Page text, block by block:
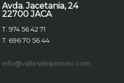
Avda. Jacetania, 24
22700 JACA
T. 974 56 42 71
T. 696 70 56 44
info@vallesdelpirineo.com